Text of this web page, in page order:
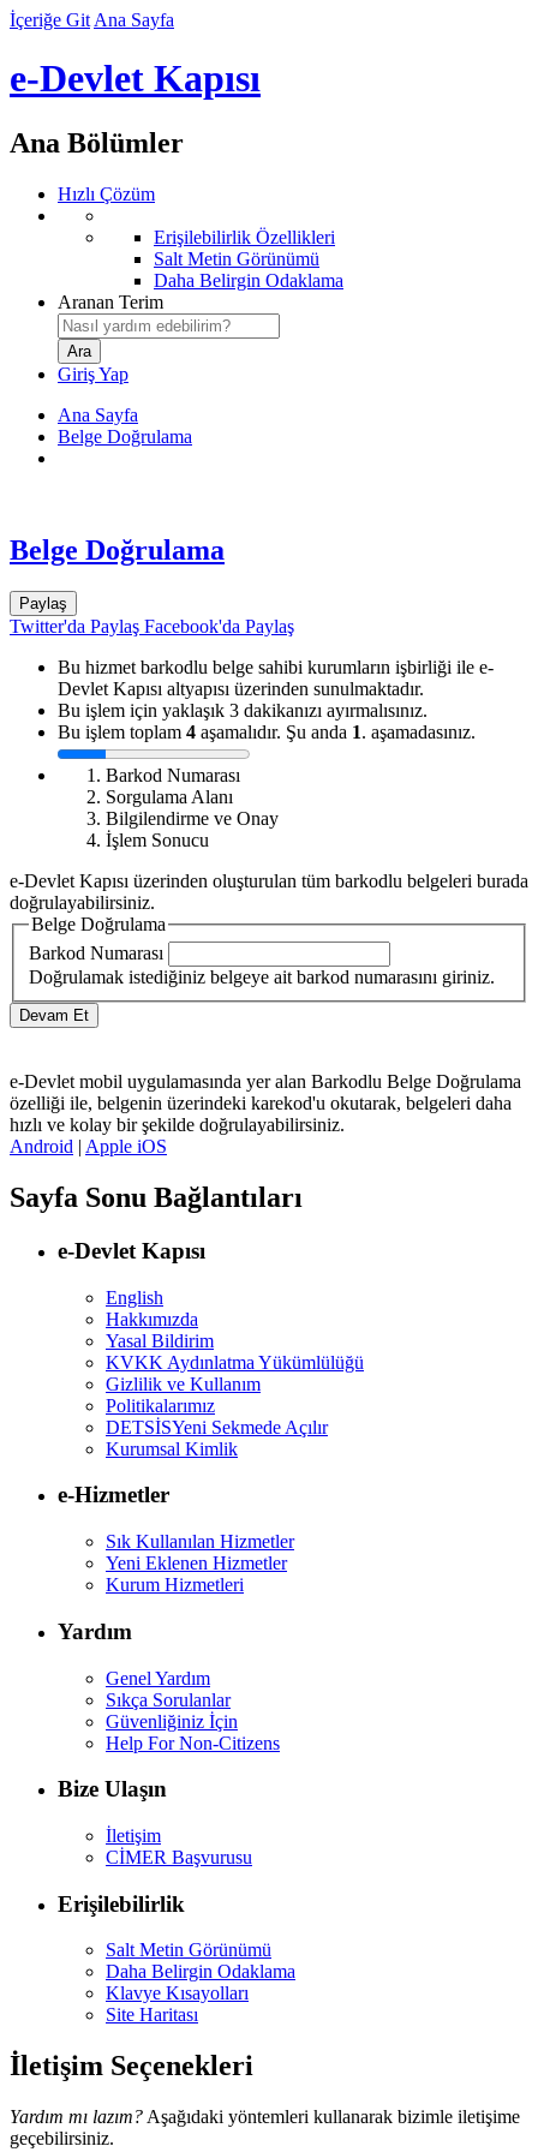
İçeriğe Git Ana Sayfa
e-Devlet Kapısı
Ana Bölümler
Hızlı Çözüm
Erişilebilirlik Özellikleri
Salt Metin Görünümü
Daha Belirgin Odaklama
Aranan Terim
Giriş Yap
Ana Sayfa
Belge Doğrulama
Belge Doğrulama
Paylaş
Twitter'da Paylaş Facebook'da Paylaş
Bu hizmet barkodlu belge sahibi kurumların işbirliği ile e-
Devlet Kapısı altyapısı üzerinden sunulmaktadır.
Bu işlem için yaklaşık 3 dakikanızı ayırmalısınız.
Bu işlem toplam 4 aşamalıdır. Şu anda 1. aşamadasınız.
Barkod Numarası
Sorgulama Alanı
Bilgilendirme ve Onay
İşlem Sonucu
e-Devlet Kapısı üzerinden oluşturulan tüm barkodlu belgeleri burada
doğrulayabilirsiniz.
Belge Doğrulama
Barkod Numarası
Doğrulamak istediğiniz belgeye ait barkod numarasını giriniz.
e-Devlet mobil uygulamasında yer alan Barkodlu Belge Doğrulama
özelliği ile, belgenin üzerindeki karekod'u okutarak, belgeleri daha
hızlı ve kolay bir şekilde doğrulayabilirsiniz.
Android | Apple iOS
Sayfa Sonu Bağlantıları
e-Devlet Kapısı
English
Hakkımızda
Yasal Bildirim
KVKK Aydınlatma Yükümlülüğü
Gizlilik ve Kullanım
Politikalarımız
DETSİSYeni Sekmede Açılır
Kurumsal Kimlik
e-Hizmetler
Sık Kullanılan Hizmetler
Yeni Eklenen Hizmetler
Kurum Hizmetleri
Yardım
Genel Yardım
Sıkça Sorulanlar
Güvenliğiniz İçin
Help For Non-Citizens
Bize Ulaşın
İletişim
CİMER Başvurusu
Erişilebilirlik
Salt Metin Görünümü
Daha Belirgin Odaklama
Klavye Kısayolları
Site Haritası
İletişim Seçenekleri
Yardım mı lazım? Aşağıdaki yöntemleri kullanarak bizimle iletişime
geçebilirsiniz.